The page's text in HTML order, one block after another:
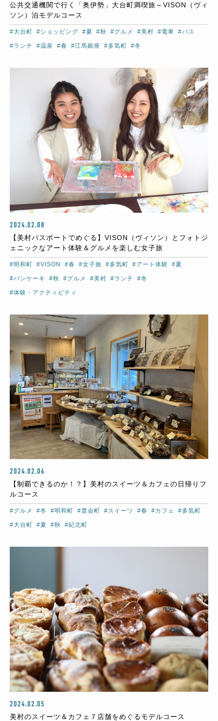
公共交通機関で行く「奥伊勢」大台町満喫旅～VISON（ヴィ
ソン）泊モデルコース
#大台町 #ショッピング #夏 #秋 #グルメ #美村 #電車 #バス
#ランチ #温泉 #春 #江馬銀座 #多気町 #冬
2024.02.08
【美村パスポートでめぐる】VISON（ヴィソン）とフォトジ
ェニックなアート体験＆グルメを楽しむ女子旅
#明和町 #VISON #春 #女子旅 #多気町 #アート体験 #夏
#パンケーキ #秋 #グルメ #美村 #ランチ #冬
#体験・アクティビティ
2024.02.06
【制覇できるのか！？】美村のスイーツ＆カフェの日帰りフ
ルコース
#グルメ #冬 #明和町 #度会町 #スイーツ #春 #カフェ #多気町
#大台町 #夏 #秋 #紀北町
2024.02.05
美村のスイーツ＆カフェ７店舗をめぐるモデルコース